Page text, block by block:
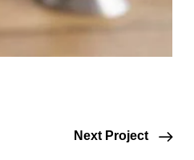
Next Project